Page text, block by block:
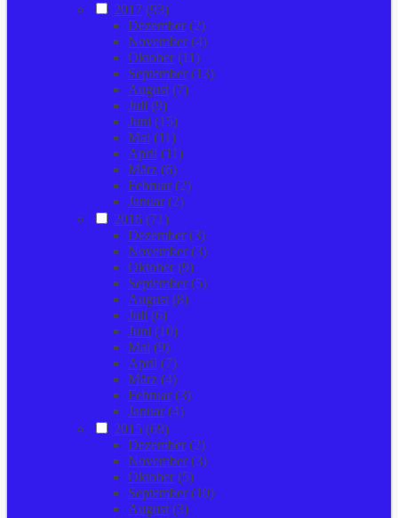
2017 (93)
Dezember(2)
November(4)
Oktober(11)
September(13)
August (7)
Juli (9)
Juni (15)
Mai (11)
April (11)
März (6)
Februar(2)
Januar(2)
2016 (71)
Dezember(3)
November(3)
Oktober(9)
September(5)
August (8)
Juli (6)
Juni (10)
Mai (9)
April (7)
März (4)
Februar(3)
Januar(4)
2015 (69)
Dezember(2)
November(3)
Oktober(5)
September(10)
August (3)